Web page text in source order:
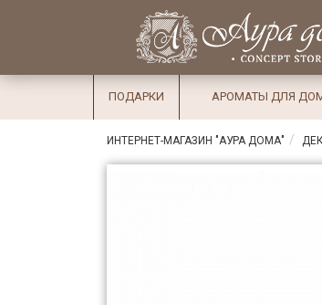
Избранное
×
СалоныДоставка
Оплата
Подарки
Ароматы
для дома
ПОДАРКИ АРОМАТЫ ДЛЯ
ИНТЕРНЕТ-МАГАЗИН "АУРА ДОМА"